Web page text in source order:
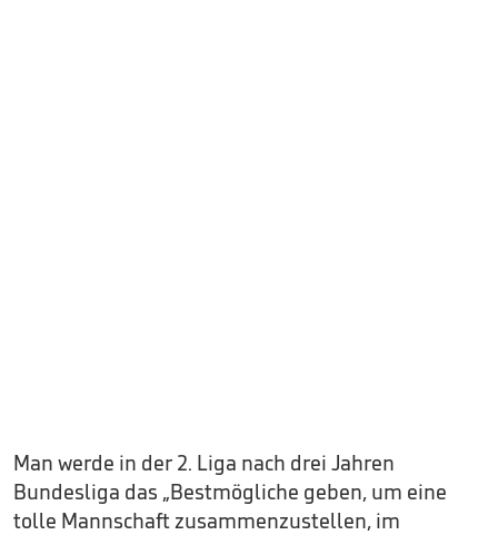
Man werde in der 2. Liga nach drei Jahren
Bundesliga das „Bestmögliche geben, um eine
tolle Mannschaft zusammenzustellen, im